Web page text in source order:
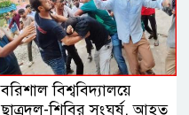
বরিশাল বিশ্ববিদ্যালয়ে
ছাত্রদল-শিবির সংঘর্ষ, আহত